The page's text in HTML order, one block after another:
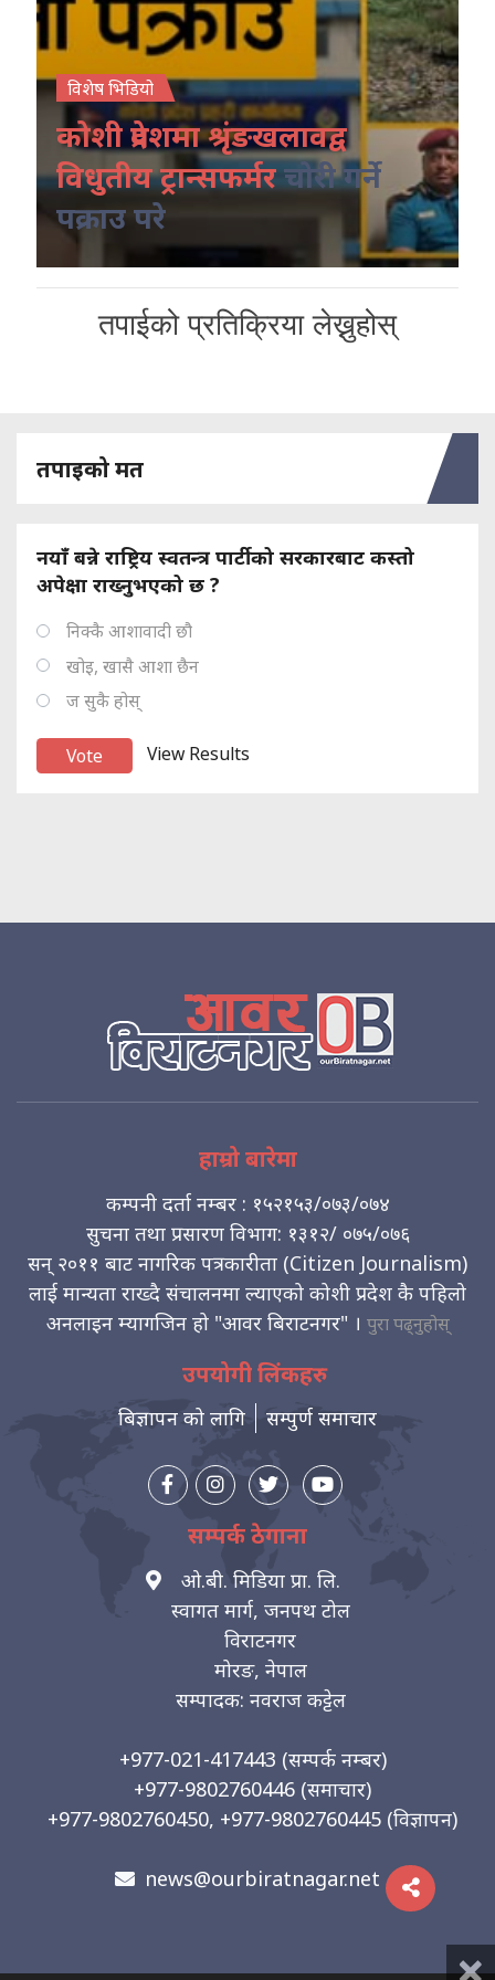
विशेष भिडियो
कोशी प्रदेशमा श्रृंङखलावद्व
विधुतीय ट्रान्सफर्मरचोरी गर्ने
पक्राउ परे
तपाईको प्रतिक्रिया लेख्नुहोस्
तपाइको मत
नयाँ बन्ने राष्ट्रिय स्वतन्त्र पार्टीको सरकारबाट कस्तो
अपेक्षा राख्नुभएको छ ?
निक्कै आशावादी छौ
खोइ, खासै आशा छैन
ज सुकै होस्
View Results
हाम्रो बारेमा
कम्पनी दर्ता नम्बर : १५२१५३/०७३/०७४
सुचना तथा प्रसारण विभाग: १३१२/ ०७५/०७६
सन् २०११ बाट नागरिक पत्रकारीता (Citizen Journalism)
लाई मान्यता राख्दै संचालनमा ल्याएको कोशी प्रदेश कै पहिलो
अनलाइन म्यागजिन हो "आवर बिराटनगर" । पुरा पढ्नुहोस्
उपयोगी लिंकहरु
बिज्ञापन को लागि सम्पुर्ण समाचार
सम्पर्क ठेगाना
ओ.बी. मिडिया प्रा. लि.
स्वागत मार्ग, जनपथ टोल
विराटनगर
मोरङ, नेपाल
सम्पादक: नवराज कट्टेल
+977-021-417443 (सम्पर्क नम्बर)
+977-9802760446 (समाचार)
+977-9802760450, +977-9802760445 (विज्ञापन)
news@ourbiratnagar.net